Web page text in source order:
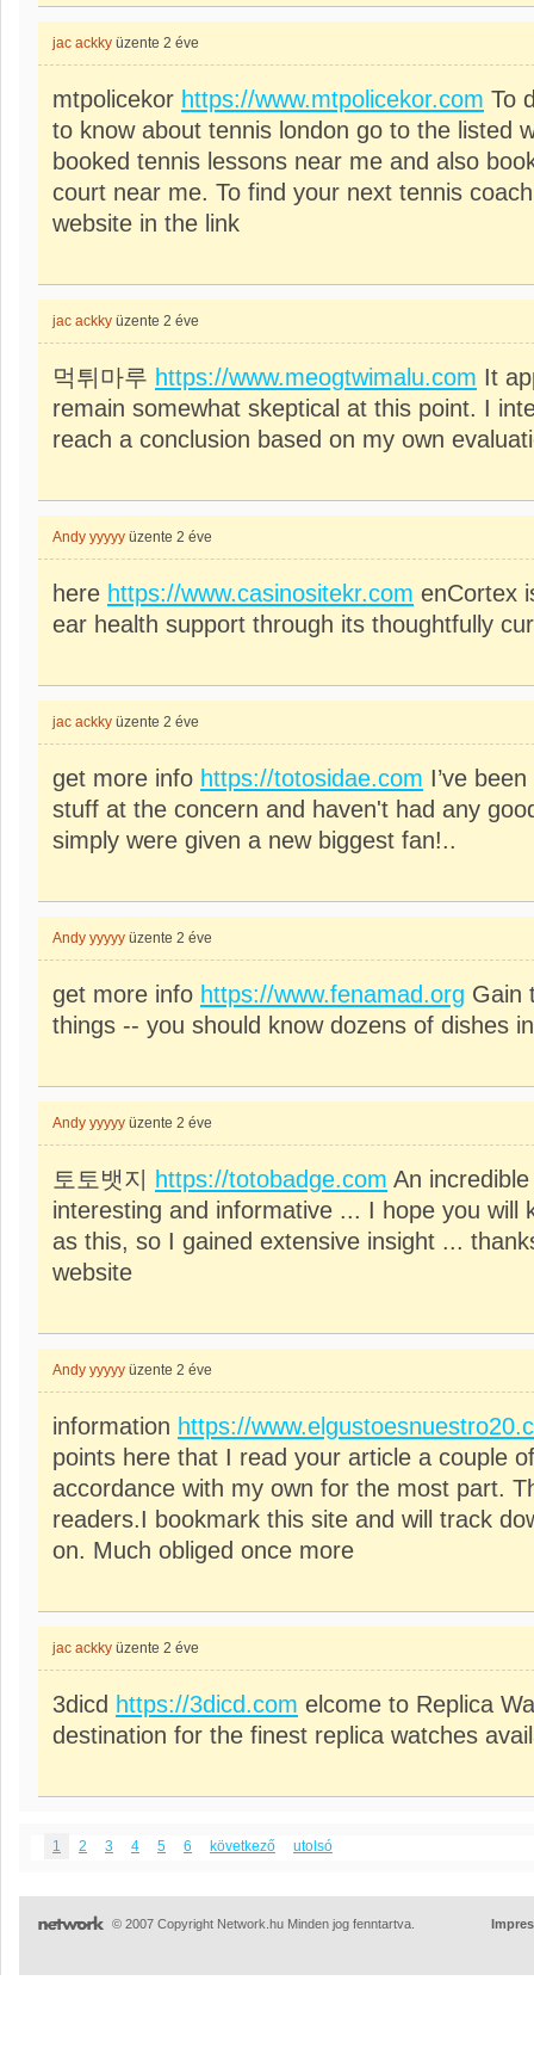
jac ackky üzente 2 éve
mtpolicekor https://www.mtpolicekor.com To
to know about tennis london go to the listed
booked tennis lessons near me and also
court near me. To find your next tennis
website in the link
jac ackky üzente 2 éve
먹튀마루 https://www.meogtwimalu.com It
remain somewhat skeptical at this point. I
reach a conclusion based on my own
Andy yyyyy üzente 2 éve
here https://www.casinositekr.com enCortex
ear health support through its thoughtfully
jac ackky üzente 2 éve
get more info https://totosidae.com I’ve
stuff at the concern and haven't had any
simply were given a new biggest fan!..
Andy yyyyy üzente 2 éve
get more info https://www.fenamad.org Gain
things -- you should know dozens of dishes
Andy yyyyy üzente 2 éve
토토뱃지 https://totobadge.com An
interesting and informative ... I hope you will
as this, so I gained extensive insight ...
website
Andy yyyyy üzente 2 éve
information https://
points here that I read your article a couple
accordance with my own for the most part.
readers.I bookmark this site and will track
on. Much obliged once more
jac ackky üzente 2 éve
3dicd https://3dicd.com elcome to Replica
destination for the finest replica watches
1 2 3 4 5 6 következő utolsó
© 2007 Copyright Network.hu Minden jog fenntartva.